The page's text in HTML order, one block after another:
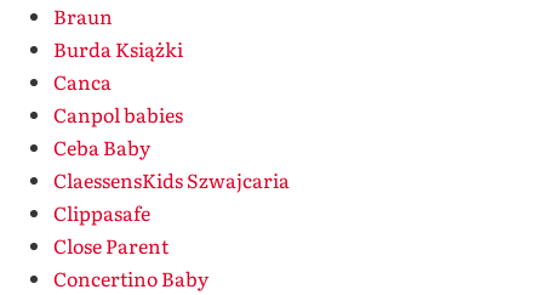
Braun
Burda Książki
Canca
Canpol babies
Ceba Baby
ClaessensKids Szwajcaria
Clippasafe
Close Parent
Concertino Baby